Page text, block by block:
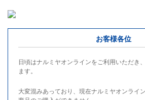
お客様各位
日頃はナルミヤオンラインをご利用いただき
ます。
大変混みあっており、現在ナルミヤオンライ